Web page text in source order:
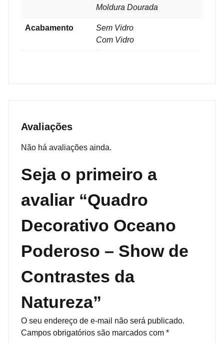
Moldura Dourada
Acabamento
Sem Vidro
Com Vidro
Avaliações
Não há avaliações ainda.
Seja o primeiro a
avaliar “Quadro
Decorativo Oceano
Poderoso – Show de
Contrastes da
Natureza”
O seu endereço de e-mail não será publicado.
Campos obrigatórios são marcados com *